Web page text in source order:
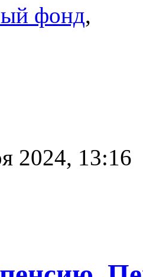
фонд,
2024, 13:16